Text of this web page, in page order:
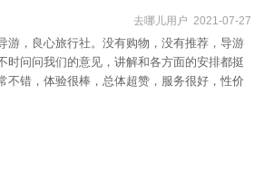
去哪儿用户 2021-07-27
游，良心旅行社。没有购物，没有推荐，导游
时问问我们的意见，讲解和各方面的安排都挺
不错，体验很棒，总体超赞，服务很好，性价